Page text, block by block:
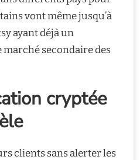
vont même jusqu’à
ayant déjà un
secondaire des
cryptée
clients sans alerter les